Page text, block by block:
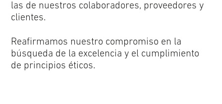
las de nuestros colaboradores, proveedores y
clientes.
Reafirmamos nuestro compromiso en la
búsqueda de la excelencia y el cumplimiento
de principios éticos.